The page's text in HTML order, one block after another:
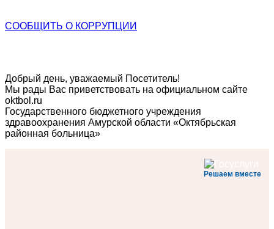
СООБЩИТЬ О КОРРУПЦИИ
Добрый день, уважаемый Посетитель!
Мы рады Вас приветствовать на официальном сайте
oktbol.ru
Государственного бюджетного учреждения
здравоохранения Амурской области «Октябрьская
районная больница»
Решаем вместе